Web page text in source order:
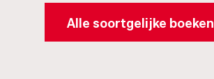
Alle soortgelijke boeken